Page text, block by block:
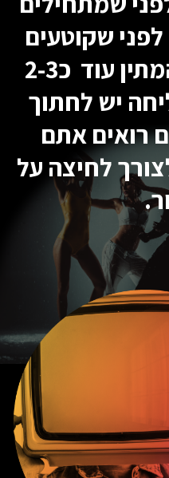
שקוטעים
את הצילום יש להמתין עוד כ2-3
יש לחתוך
רואים אתם
לחיצה על